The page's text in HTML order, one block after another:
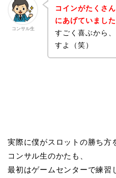
コンサル生
コインがたくさ
にあげていました
すごく喜ぶから
すよ（笑）
実際に僕がスロットの勝ち方
コンサル生のかたも、
最初はゲームセンターで練習